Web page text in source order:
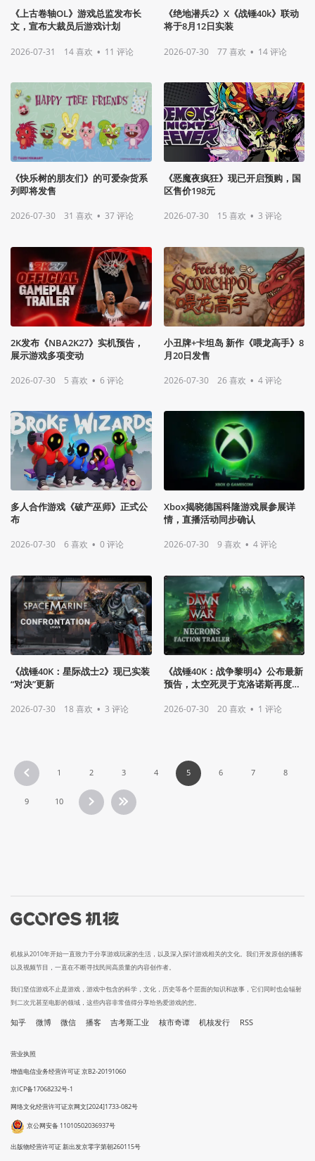
《上古卷轴OL》游戏总监发布长
文，宣布大裁员后游戏计划
2026-07-31 14喜欢 • 11 评论
《绝地潜兵2》X《战锤40k》联动
将于8月12日实装
2026-07-30 77喜欢 • 14评论
《快乐树的朋友们》的可爱杂货系
列即将发售
2026-07-30 31 喜欢 • 37评论
《恶魔夜疯狂》现已开启预购，国
区售价198元
2026-07-30 15 喜欢 • 3 评论
2K发布《NBA2K27》实机预告，
展示游戏多项变动
2026-07-30 5 喜欢 • 6评论
小丑牌+卡坦岛 新作《喂龙高手》8
月20日发售
2026-07-30 26喜欢 • 4评论
多人合作游戏《破产巫师》正式公
布
2026-07-30 6喜欢 • 0评论
Xbox揭晓德国科隆游戏展参展详
情，直播活动同步确认
2026-07-30 9 喜欢 • 4评论
《战锤40K：星际战士2》现已实装
“对决”更新
2026-07-30 18 喜欢 • 3 评论
《战锤40K：战争黎明4》公布最新
预告，太空死灵于克洛诺斯再度崛
2026-07-30 20喜欢 • 1 评论
1 2 3 4 5 6 7 8
9 10
机核从2010年开始一直致力于分享游戏玩家的生活，以及深入探讨游戏相关的文化。我们开发原创的播客
以及视频节目，一直在不断寻找民间高质量的内容创作者。
我们坚信游戏不止是游戏，游戏中包含的科学，文化，历史等各个层面的知识和故事，它们同时也会辐射
到二次元甚至电影的领域，这些内容非常值得分享给热爱游戏的您。
知乎 微博 微信 播客 吉考斯工业 核市奇谭 机核发行 RSS
营业执照
增值电信业务经营许可证 京B2-20191060
京ICP备17068232号-1
网络文化经营许可证京网文[2024]1733-082号
京公网安备 11010502036937号
出版物经营许可证 新出发京零字第朝260115号